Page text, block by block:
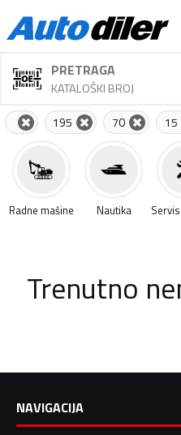
PRETRAGA
KATALOŠKI BROJ
195 70 15
Radne mašine Nautika
Trenutno
NAVIGACIJA